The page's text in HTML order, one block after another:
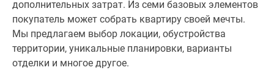
дополнительных затрат. Из семи базовых элементов
покупатель может собрать квартиру своей мечты.
Мы предлагаем выбор локации, обустройства
территории, уникальные планировки, варианты
отделки и многое другое.